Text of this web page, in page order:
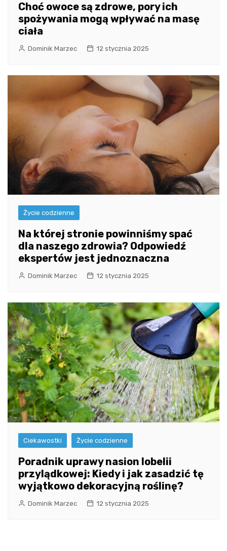
Choć owoce są zdrowe, pory ich
spożywania mogą wpływać na masę
ciała
Dominik Marzec 12 stycznia 2025
Życie codzienne
Na której stronie powinniśmy spać
dla naszego zdrowia? Odpowiedź
ekspertów jest jednoznaczna
Dominik Marzec 12 stycznia 2025
Ciekawostki Życie codzienne
Poradnik uprawy nasion lobelii
przylądkowej: Kiedy i jak zasadzić tę
wyjątkowo dekoracyjną roślinę?
Dominik Marzec 12 stycznia 2025